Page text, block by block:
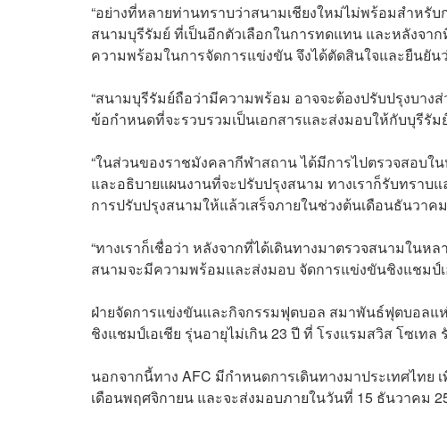
“อย่างที่หลายท่านทราบว่าสนามเชียงใหม่ไม่พร้อมสำหรั
สนามบุรีรัมย์ ที่เป็นอีกตัวเลือกในการทดแทน และหลังจา
ความพร้อมในการจัดการแข่งขัน จึงได้ตัดสินใจและยืนยั
“สนามบุรีรัมย์ถือว่ามีความพร้อม อาจจะต้องปรับปรุงบา
ข้อกำหนดที่จะรวบรวมเป็นเอกสารและส่งมอบให้กับบุรีรัม
“ในส่วนของราชมังคลากีฬาสถาน ได้มีการไปตรวจสอบใ
และอธิบายแผนงานที่จะปรับปรุงสนาม ทางเราก็รับทรา
การปรับปรุงสนามให้แล้วเสร็จภายในช่วงต้นเดือนธันวาคม
“ทางเราก็เชื่อว่า หลังจากที่ได้เดินทางมาตรวจสนามในห
สนามจะมีความพร้อมและส่งมอบ จัดการแข่งขันชิงแชมป์เ
ฝ่ายจัดการแข่งขันและกิจกรรมฟุตบอล สมาพันธ์ฟุตบอลแ
ชิงแชมป์เอเชีย รุ่นอายุไม่เกิน 23 ปี ที่ โรงแรมสวิส โซเทล
นอกจากนี้ทาง AFC มีกำหนดการเดินทางมาประเทศไท
เดือนพฤศจิกายน และจะส่งมอบภายในวันที่ 15 ธันวาคม